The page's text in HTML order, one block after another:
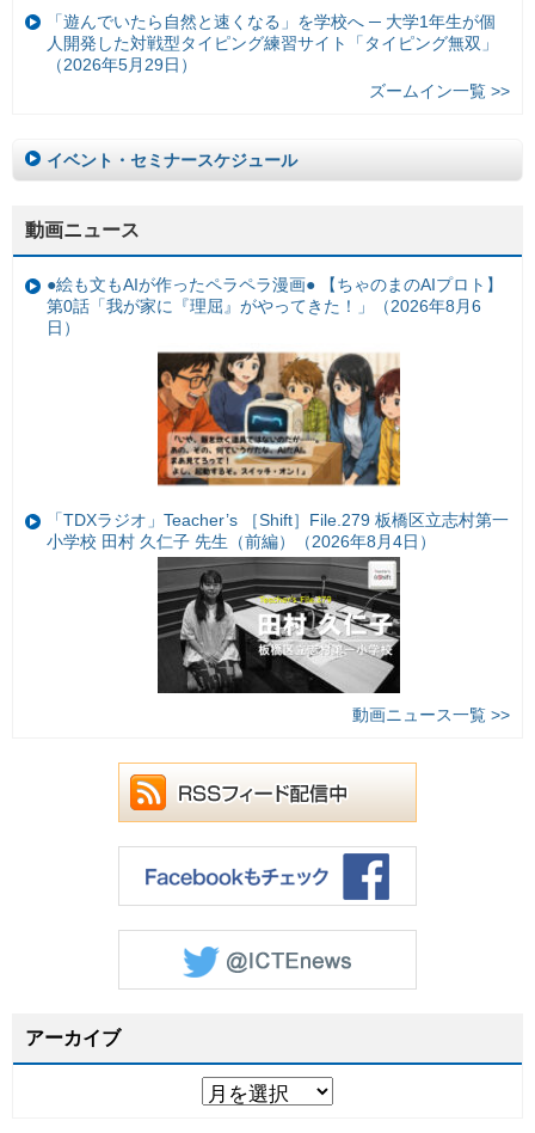
「遊んでいたら自然と速くなる」を学校へ ─ 大学1年生が個
人開発した対戦型タイピング練習サイト「タイピング無双」
（2026年5月29日）
ズームイン一覧 >>
イベント・セミナースケジュール
動画ニュース
●絵も文もAIが作ったペラペラ漫画● 【ちゃのまのAIプロト】
第0話「我が家に『理屈』がやってきた！」（2026年8月6
日）
「TDXラジオ」Teacher’s ［Shift］File.279 板橋区立志村第一
小学校 田村 久仁子 先生（前編）（2026年8月4日）
動画ニュース一覧 >>
アーカイブ